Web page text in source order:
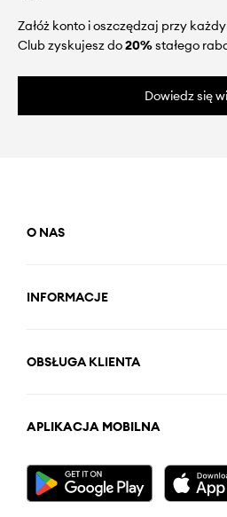
Załóż konto i oszczędzaj przy
Club zyskujesz do20%stałego
Dowiedz się
O NAS
INFORMACJE
OBSŁUGA KLIENTA
APLIKACJA MOBILNA